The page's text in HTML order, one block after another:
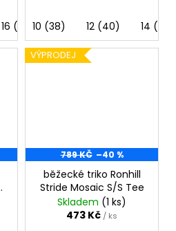
16 (44) 8 (36)
10 (38) 12 (40) 14 (42)
VÝPRODEJ
789 KČ –40 %
běžecké triko Ronhill
Stride Mosaic S/S Tee
Skladem (1 ks)
473 Kč / ks